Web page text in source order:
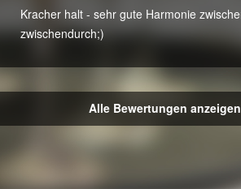
Kracher halt - sehr gute Harmonie
zwischendurch;)
Alle Bewertungen anzeigen